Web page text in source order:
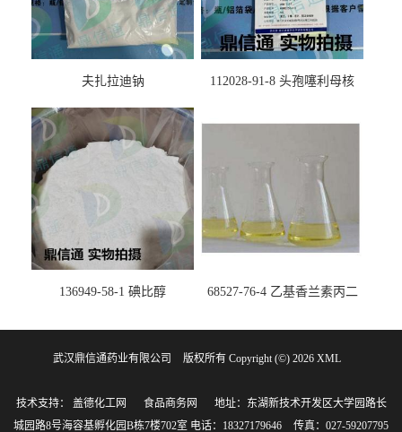
夫扎拉迪钠
112028-91-8 头孢噻利母核
136949-58-1 碘比醇
68527-76-4 乙基香兰素丙二
剂 -香精香料 -鼎信通李杰
武汉鼎信通药业有限公司 版权所有 Copyright (©) 2026 XML
技术支持： 盖德化工网 食品商务网
地址：东湖新技术开发区大学园路长
城园路8号海容基孵化园B栋7楼702室 电话：18327179646 传真：027-59207795